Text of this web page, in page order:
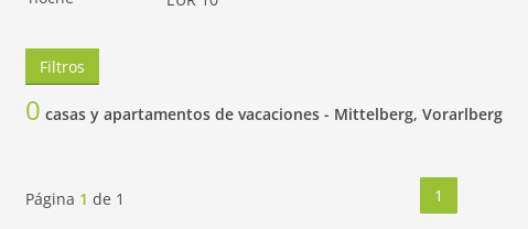
Filtros
0 casas y apartamentos de vacaciones - Mittelberg, Vorarlberg
Página 1 de 1 1